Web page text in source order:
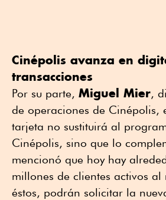
Cinépolis avanza en
transacciones
Por su parte, Miguel Mier,
de operaciones de Cinépolis,
tarjeta no sustituirá al
Cinépolis, sino que lo
mencionó que hoy hay
millones de clientes activos al
éstos, podrán solicitar la